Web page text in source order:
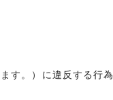
す。）に違反する行為